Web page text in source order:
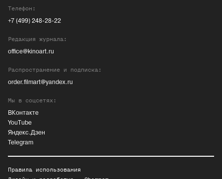
Телефон:
+7 (499) 248-28-22
Редакция журнала:
office@kinoart.ru
Распространение и подписка:
order.filmart@yandex.ru
Мы в соцсетях:
ВКонтакте
YouTube
Яндекс.Дзен
Telegram
Правила использования